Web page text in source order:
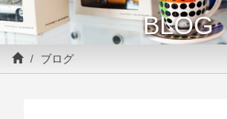
BLOG
ブログ